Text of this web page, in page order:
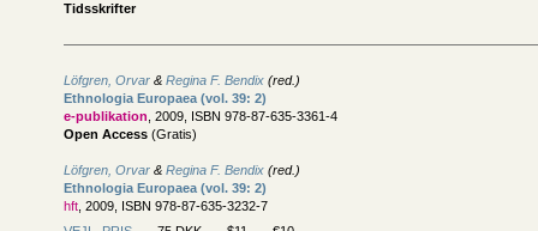
Tidsskrifter
Löfgren, Orvar & Regina F. Bendix (red.)
Ethnologia Europaea (vol. 39: 2)
e-publikation , 2009, ISBN 978-87-635-3361-4
Open Access (Gratis)
Löfgren, Orvar & Regina F. Bendix (red.)
Ethnologia Europaea (vol. 39: 2)
hft , 2009, ISBN 978-87-635-3232-7